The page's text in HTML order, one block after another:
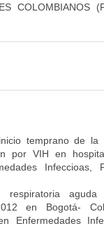
COLOMBIANOS
temprano de la
por VIH en
Infeccioas,
aguda
en Bogotá-
Enfermedades